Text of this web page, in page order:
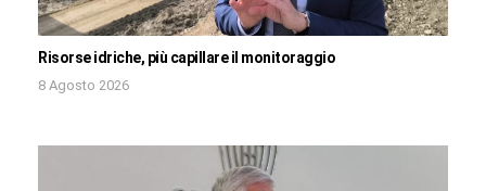
Risorse idriche, più capillare il monitoraggio
8 Agosto 2026